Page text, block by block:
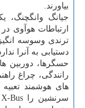
بیاورند.
جیانگ وانگچنگ،
ارتباطات هوآوی
ترندی وسوسه
دستیابی به آنرا
حسگرها، دوربین
رانندگی، چراغ
های هوشمند